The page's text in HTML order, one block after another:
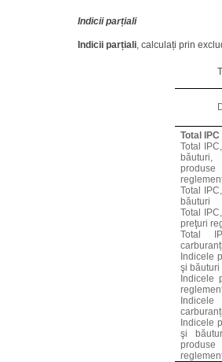
Indicii parțiali
Indicii parțiali , calculați prin
Total IPC
Total
Total
băuturi
Total
preţuri
Total
Indicele
şi băuturi
Indicele
Indicele
şi